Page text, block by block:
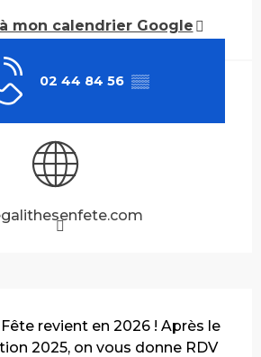
mon calendrier Google
02 44 84 56 ▒▒
revient en 2026 ! Après le
2025, on vous donne RDV